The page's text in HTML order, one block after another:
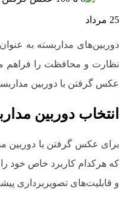
25 مرداد
دوربین‌های مداربسته به
نظارت و محافظت را فراهم
عکس گرفتن با دوربین
انتخاب دوربین
برای عکس گرفتن با دوربین
و قابلیت‌های تصویربرداری